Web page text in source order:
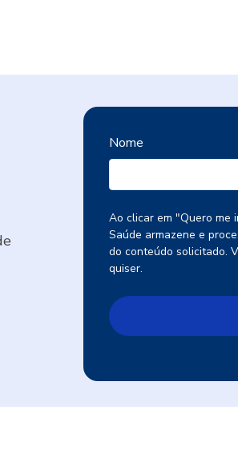
Nome
Ao clicar em "Quero me
Saúde armazene e
do conteúdo solicitado.
quiser.